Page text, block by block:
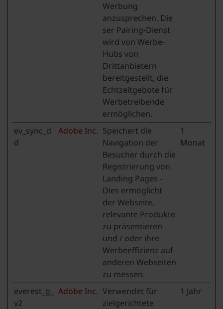
Werbung
anzusprechen. Die
ser Pairing-Dienst
wird von Werbe-
Hubs von
Drittanbietern
bereitgestellt, die
Echtzeitgebote für
Werbetreibende
ermöglichen.
ev_sync_d
d
Adobe Inc. Speichert die
Navigation der
Besucher durch die
Registrierung von
Landing Pages -
Dies ermöglicht
der Webseite,
relevante Produkte
zu präsentieren
und / oder ihre
Werbeeffizienz auf
anderen Webseiten
zu messen.
1
Monat
everest_g_
v2
Adobe Inc. Verwendet für
zielgerichtete
1 Jahr